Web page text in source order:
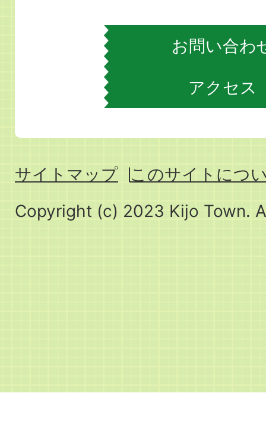
お問い合わ
アクセス
サイトマップ
このサイトにつ
Copyright (c) 2023 Kijo Town.